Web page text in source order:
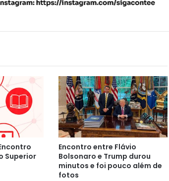
Superior
Encontro entre Flávio
Bolsonaro e Trump durou
minutos e foi pouco além de
fotos